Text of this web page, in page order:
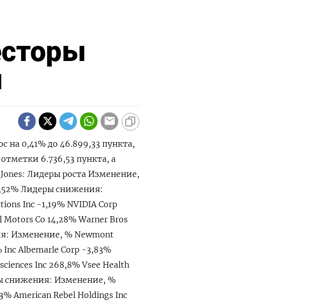
на 0,41% до 46.899,33 пункта,
6.736,53​ пункта, а
Jones: Лидеры роста Изменение,
Лидеры снижения:
Inc -1,19% NVIDIA Corp
Co 14,28% Warner Bros
Изменение, % Newmont
Albemarle Corp -3,83%
Inc 268,8% Vsee Health
снижения: Изменение, %
American Rebel Holdings Inc